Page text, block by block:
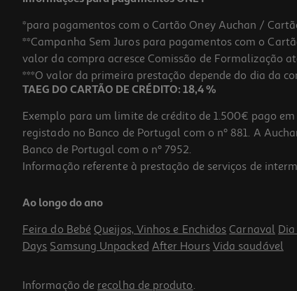
6.99 €/un
6,99 €
*para pagamentos com o Cartão Oney Auchan /
**Campanha Sem Juros para pagamentos com o
valor da compra acresce Comissão de Formalização
***O valor da primeira prestação depende do dia da
TAEG DO CARTÃO DE CRÉDITO: 18,4 %
Exemplo para um limite de crédito de 1.500€ pago
registado no Banco de Portugal com o nº 881. A
Banco de Portugal com o nº 7952.
Informação referente à prestação de serviços de
Ao longo do ano
Feira do Bebé Queijos, Vinhos e Enchidos Carnaval
Days Samsung Unpacked After Hours Vida saudável
Informação de recolha de produto.